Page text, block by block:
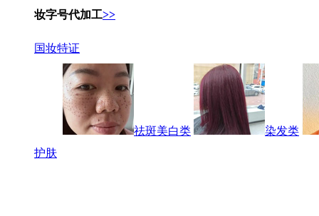
妆字号代加工>>
国妆特证
祛斑美白类
染发类
护肤